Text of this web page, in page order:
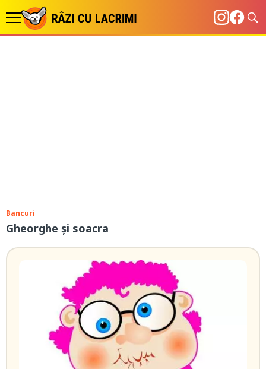
Bancuri
Gheorghe și soacra